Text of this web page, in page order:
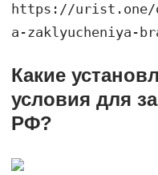
https://urist.one/
a-zaklyucheniya-
Какие
условия для
РФ?